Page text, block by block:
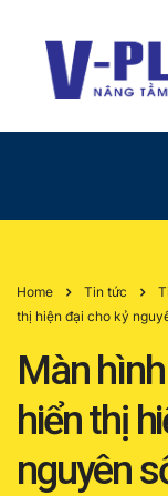
Home Tin tức
thị hiện đại cho kỷ
Màn
hiển thị
nguyên